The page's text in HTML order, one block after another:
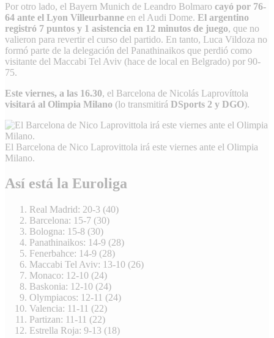
Por otro lado, el Bayern Munich de Leandro Bolmaro cayó por 76-
64 ante el Lyon Villeurbanne en el Audi Dome. El argentino
registró 7 puntos y 1 asistencia en 12 minutos de juego, que no
valieron para revertir el curso del partido. En tanto, Luca Vildoza no
formó parte de la delegación del Panathinaikos que perdió como
visitante del Maccabi Tel Aviv (hace de local en Belgrado) por 90-
75.
Este viernes, a las 16.30, el Barcelona de Nicolás Laprovíttola
visitará al Olimpia Milano (lo transmitirá DSports 2 y DGO).
El Barcelona de Nico Laprovittola irá este viernes ante el Olimpia
Milano.
Así está la Euroliga
Real Madrid: 20-3 (40)
Barcelona: 15-7 (30)
Bologna: 15-8 (30)
Panathinaikos: 14-9 (28)
Fenerbahce: 14-9 (28)
Maccabi Tel Aviv: 13-10 (26)
Monaco: 12-10 (24)
Baskonia: 12-10 (24)
Olympiacos: 12-11 (24)
Valencia: 11-11 (22)
Partizan: 11-11 (22)
Estrella Roja: 9-13 (18)